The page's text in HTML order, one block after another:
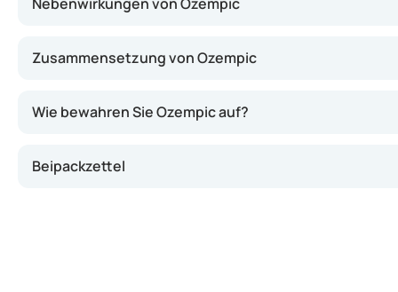
Zusammensetzung von Ozempic
Wie bewahren Sie Ozempic auf?
Beipackzettel